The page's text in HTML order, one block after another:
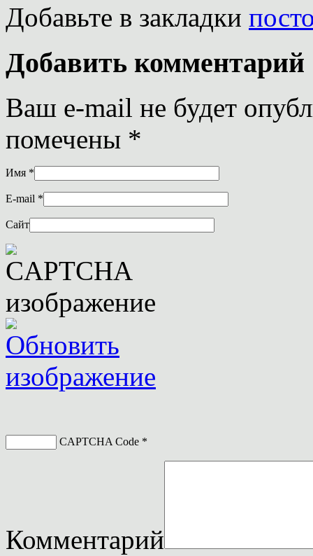
Добавьте в закладки
Добавить комментарий
Ваш e-mail не будет
помечены *
Имя *
E-mail *
Сайт
CAPTCHA Code *
Комментарий